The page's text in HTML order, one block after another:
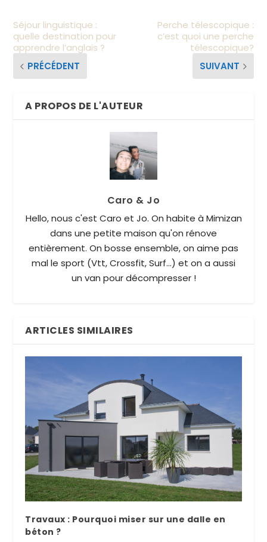
Séjour linguistique :
quelle destination pour
apprendre l’anglais ?
PRÉCÉDENT
Perche télescopique :
c’est quoi une perche
télescopique?
SUIVANT
A PROPOS DE L'AUTEUR
Caro & Jo
Hello, nous c'est Caro et Jo. On habite à Mimizan
dans une petite maison qu'on rénove
entièrement. On bosse ensemble, on aime pas
mal le sport (Vtt, Crossfit, Surf...) et on a aussi
un van pour décompresser !
ARTICLES SIMILAIRES
Travaux : Pourquoi miser sur une dalle en
béton ?